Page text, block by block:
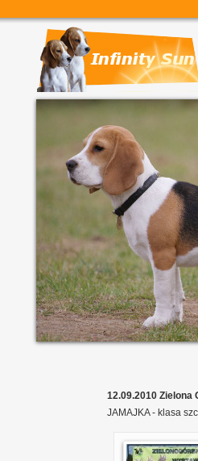
12.09.2010 Zielona
JAMAJKA - klasa